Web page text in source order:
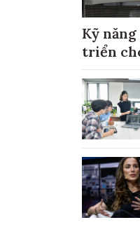
Kỹ
triển